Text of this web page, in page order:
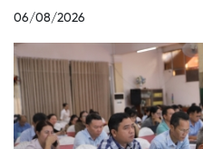
06/08/2026